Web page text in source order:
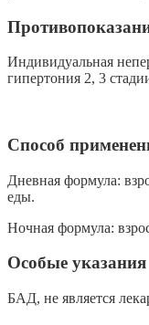
Индивидуальная
гипертония 2, 3
Способ
Дневная формула:
еды.
Ночная формула:
Особые указания
БАД, не является